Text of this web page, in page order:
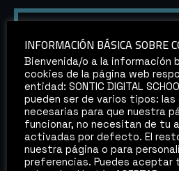
PONENTES
PEP AGULLÓ
Pep Agullo es Territory
Avid en el territorio de
Pep comenzó a trabajar
INFORMACIÓN BÁSICA SOBRE
Bienvenida/o a la información
cookies de la página web
entidad: SONTIC DIGITAL
pueden ser de varios tipos:
necesarias para que nuestra
funcionar, no necesitan de tu
activadas por defecto. El
nuestra página o para
preferencias. Puedes aceptar